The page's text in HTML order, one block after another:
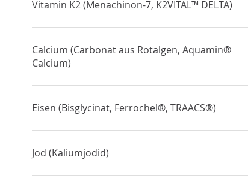
Vitamin K2 (Menachinon-7, K2VITAL™ DELTA)
Calcium (Carbonat aus Rotalgen, Aquamin®
Calcium)
Eisen (Bisglycinat, Ferrochel®, TRAACS®)
Jod (Kaliumjodid)